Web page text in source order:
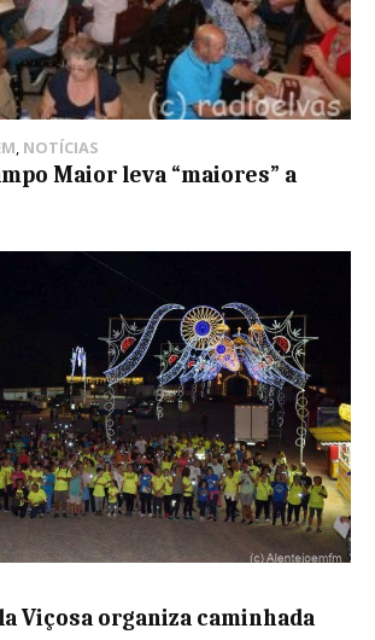
, NOTÍCIAS
Maior leva “maiores” a
Viçosa organiza caminhada